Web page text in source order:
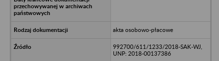
akta osobowo-płacowe
992700/611/1233/2018-SAK-WJ,
UNP: 2018-00137386